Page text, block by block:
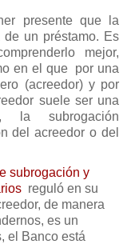
presente que la
un préstamo. Es
mejor,
en el que por una
(acreedor) y por
suele ser una
la subrogación
del acreedor o del
subrogación y
reguló en su
de manera
es un
el Banco está